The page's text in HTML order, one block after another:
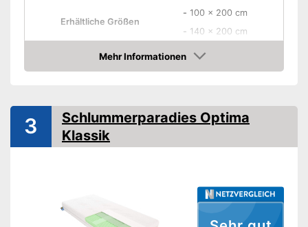
Erhältliche Größen
- 100 x 200 cm
- 140 x 200 cm
180 x 200 cm
Höhe Matratzenkern
14 cm
Härtegrad
H2 - H4
Anzahl Liegezonen
7
Seitenschläfer
Bauchschläfer
Material Bezug
Baumwolle, Polyester
Mehr Informationen
Amazon
3
Schlummerparadies Optima
Klassik